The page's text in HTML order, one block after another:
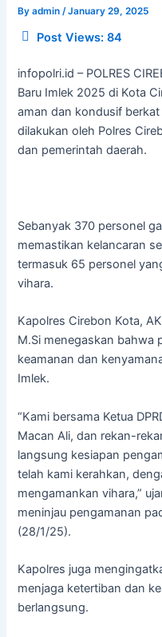
Byadmin /January 29, 2025
Post Views: 84
infopolri.id – POLRES
Baru Imlek 2025 di Kota
aman dan kondusif
dilakukan oleh Polres
dan pemerintah daerah.
Sebanyak 370 personel
memastikan kelancaran
termasuk 65 personel
vihara.
Kapolres Cirebon Kota,
M.Si menegaskan bahwa
keamanan dan
Imlek.
“Kami bersama Ketua
Macan Ali, dan rekan-
langsung kesiapan
telah kami kerahkan,
mengamankan vihara,”
meninjau pengamanan
(28/1/25).
Kapolres juga
menjaga ketertiban dan
berlangsung.